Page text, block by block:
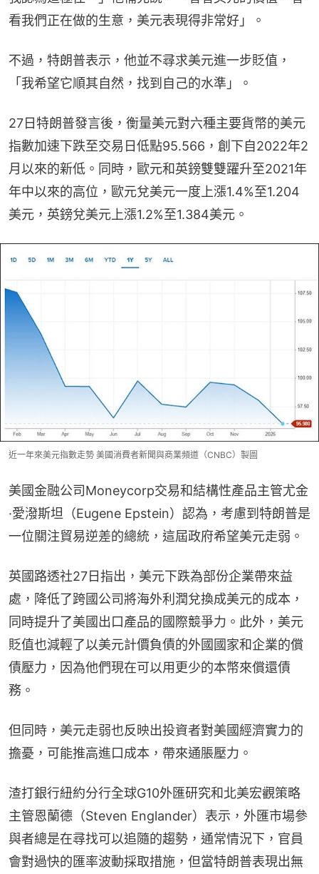
看我們正在做的生意，美元表現得非常好」。
不過，特朗普表示，他並不尋求美元進一步貶值，
「我希望它順其自然，找到自己的水準」。
27日特朗普發言後，衡量美元對六種主要貨幣的美元
指數加速下跌至交易日低點95.566，創下自2022年2
月以來的新低。同時，歐元和英鎊雙雙躍升至2021年
年中以來的高位，歐元兌美元一度上漲1.4%至1.204
美元，英鎊兌美元上漲1.2%至1.384美元。
近一年來美元指數走勢 美國消費者新聞與商業頻道（CNBC）製圖
美國金融公司Moneycorp交易和結構性產品主管尤金
·愛潑斯坦（Eugene Epstein）認為，考慮到特朗普是
一位關注貿易逆差的總統，這屆政府希望美元走弱。
英國路透社27日指出，美元下跌為部份企業帶來益
處，降低了跨國公司將海外利潤兌換成美元的成本，
同時提升了美國出口產品的國際競爭力。此外，美元
貶值也減輕了以美元計價負債的外國國家和企業的償
債壓力，因為他們現在可以用更少的本幣來償還債
務。
但同時，美元走弱也反映出投資者對美國經濟實力的
擔憂，可能推高進口成本，帶來通脹壓力。
渣打銀行紐約分行全球G10外匯研究和北美宏觀策略
主管恩蘭德（Steven Englander）表示，外匯市場參
與者總是在尋找可以追隨的趨勢，通常情況下，官員
會對過快的匯率波動採取措施，但當特朗普表現出無